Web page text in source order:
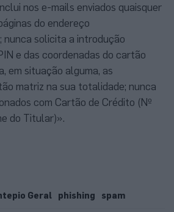
nos e-mails enviados quaisquer
do endereço
; nunca solicita a introdução
e das coordenadas do cartão
em situação alguma, as
matriz na sua totalidade; nunca
com Cartão de Crédito (Nº
do Titular)».
Geral phishing spam